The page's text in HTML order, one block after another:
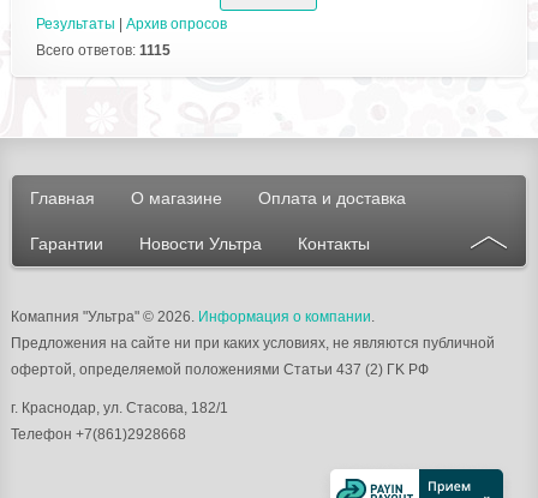
Результаты
Архив опросов
Всего ответов: 1115
Главная О магазине Оплата и доставка
Гарантии Новости Ультра Контакты
Комапния "Ультра"© 2026. Информация о компании.
Предложения на сайте ни при каких условиях, не являются публичной
офертой, определяемой положениями Статьи 437 (2) ГK РФ
г. Краснодар, ул. Стасова, 182/1
Телефон +7(861)2928668